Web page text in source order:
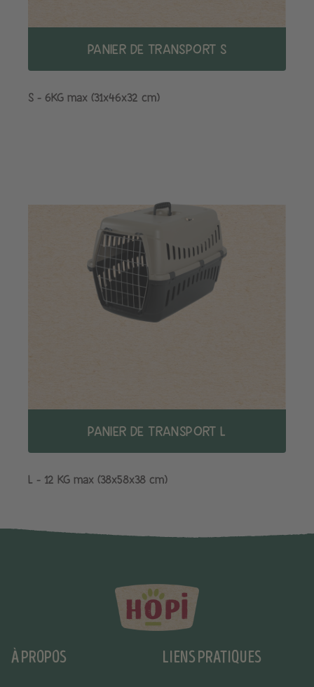
PANIER DE TRANSPORT S
S - 6KG max (31x46x32 cm)
PANIER DE TRANSPORT L
L - 12 KG max (38x58x38 cm)
À PROPOS LIENS PRATIQUES